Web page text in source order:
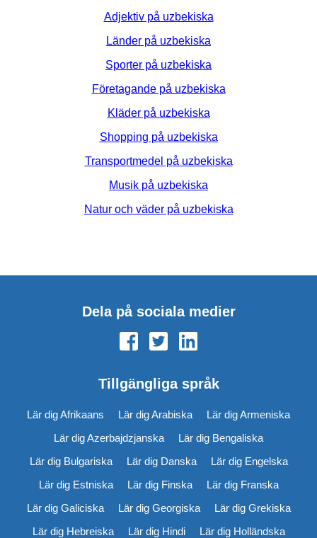
Adjektiv på uzbekiska
Länder på uzbekiska
Sporter på uzbekiska
Företagande på uzbekiska
Kläder på uzbekiska
Shopping på uzbekiska
Transportmedel på uzbekiska
Musik på uzbekiska
Natur och väder på uzbekiska
Dela på sociala medier
Tillgängliga språk
Lär dig Afrikaans Lär dig Arabiska
Lär dig Armeniska
Lär dig Azerbajdzjanska
Lär dig Bengaliska
Lär dig Bulgariska
Lär dig Danska
Lär dig Engelska
Lär dig Estniska
Lär dig Finska
Lär dig Franska
Lär dig Galiciska
Lär dig Georgiska
Lär dig Grekiska
Lär dig Hebreiska
Lär dig Hindi
Lär dig Holländska